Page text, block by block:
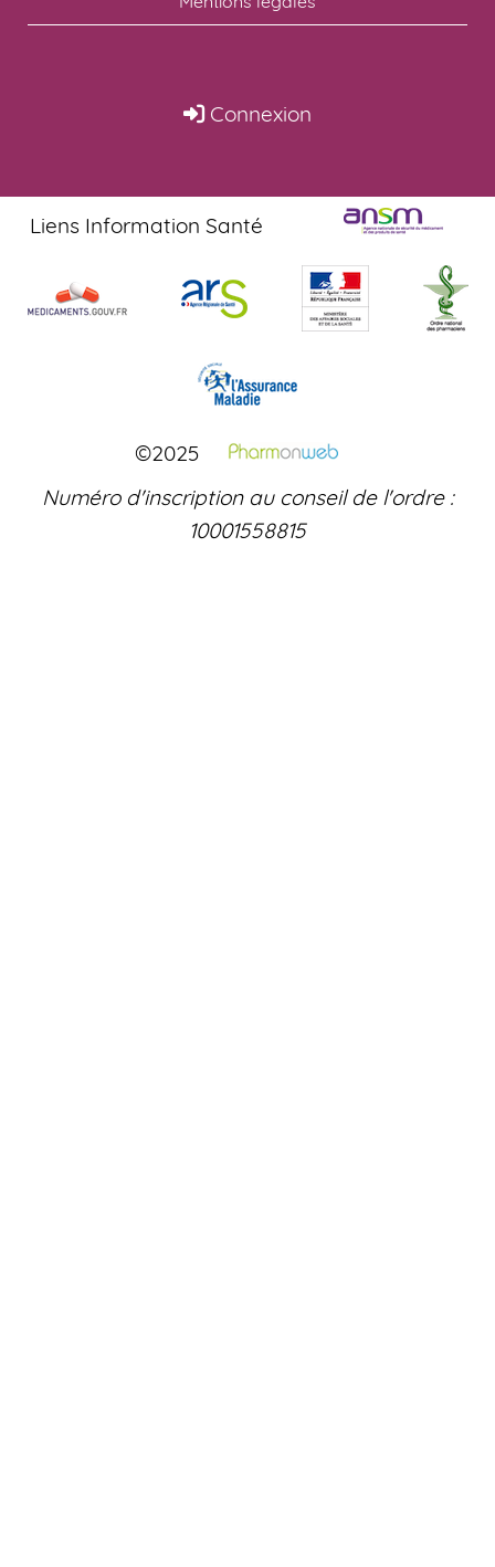
Connexion
Liens Information Santé
©2025
Numéro d'inscription au conseil de l'ordre :
10001558815